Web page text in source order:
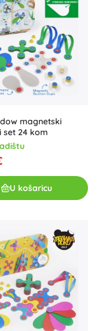
magnetski
set 24 kom
U košaricu